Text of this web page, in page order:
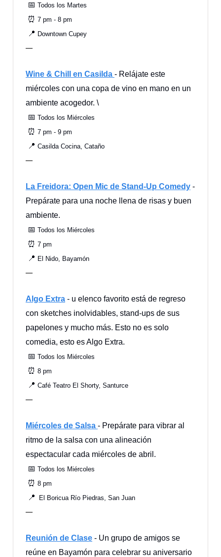
📅 Todos los Martes
⏰ 7 pm - 8 pm
📍 Downtown Cupey
—
Wine & Chill en Casilda - Relájate este
miércoles con una copa de vino en mano en un
ambiente acogedor. \
📅 Todos los Miércoles
⏰ 7 pm - 9 pm
📍 Casilda Cocina, Cataño
—
La Freidora: Open Mic de Stand-Up Comedy -
Prepárate para una noche llena de risas y buen
ambiente.
📅 Todos los Miércoles
⏰ 7 pm
📍 El Nido, Bayamón
—
Algo Extra - u elenco favorito está de regreso
con sketches inolvidables, stand-ups de sus
papelones y mucho más. Esto no es solo
comedia, esto es Algo Extra.
📅 Todos los Miércoles
⏰ 8 pm
📍 Café Teatro El Shorty, Santurce
—
Miércoles de Salsa - Prepárate para vibrar al
ritmo de la salsa con una alineación
espectacular cada miércoles de abril.
📅 Todos los Miércoles
⏰ 8 pm
📍 El Boricua Río Piedras, San Juan
—
Reunión de Clase - Un grupo de amigos se
reúne en Bayamón para celebrar su aniversario